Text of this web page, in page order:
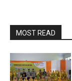
MOST READ